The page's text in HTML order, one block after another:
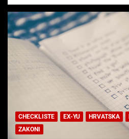
CHECKLISTE EX-YU HRVATSKA
ZAKONI